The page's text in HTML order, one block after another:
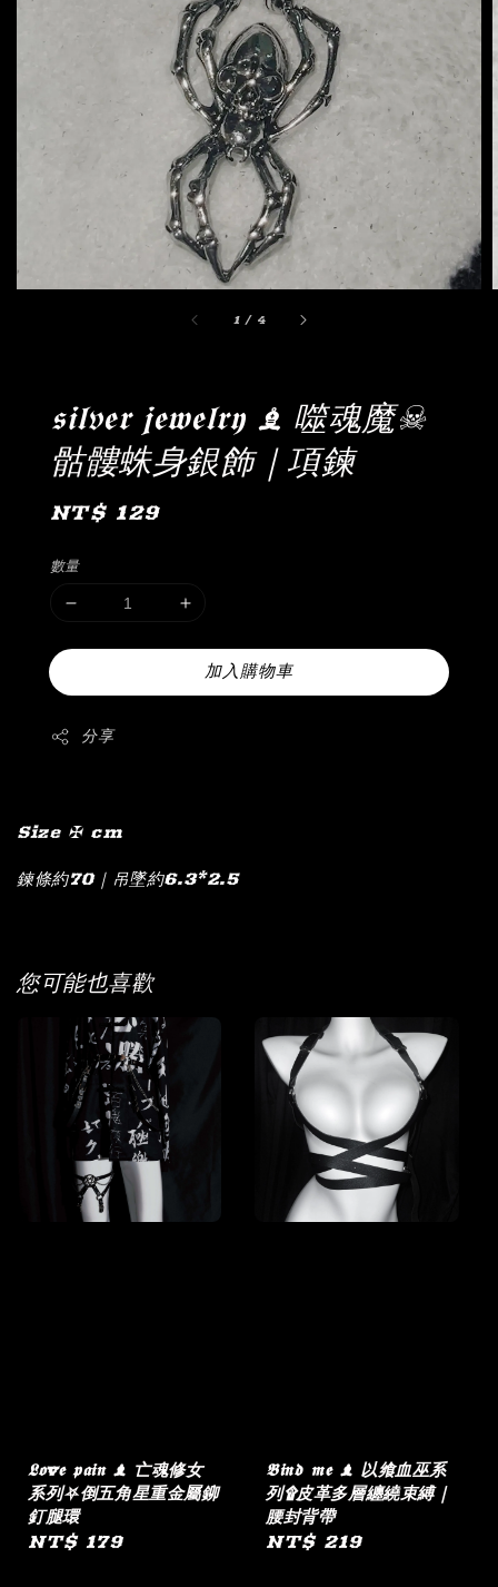
1 / 4
𝖘𝖎𝖑v𝖊𝖗 𝖏𝖊𝖜𝖊𝖑𝖗𝖞 ♝ 噬魂魔☠︎
骷髏蛛身銀飾｜項鍊
Regular
NT$ 129
數量
加入購物車
分享
Size ✠ cm
鍊條約70｜吊墜約6.3*2.5
您可能也喜歡
𝕷𝖔v𝖊 𝖕𝖆𝖎𝖓 ♝ 亡魂修女
系列⛧倒五角星重金屬鉚
釘腿環
Regular
NT$ 179
𝕭𝖎𝖓𝖉 𝖒𝖊 ♝ 以飨血巫系
列۩皮革多層纏繞束縛｜
腰封背帶
Regular
NT$ 219